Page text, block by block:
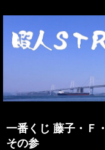
一番くじ 藤子・Ｆ
その参